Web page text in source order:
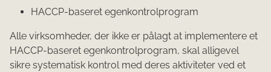
HACCP-baseret egenkontrolprogram
Alle virksomheder, der ikke er pålagt at implementere et
HACCP-baseret egenkontrolprogram, skal alligevel
sikre systematisk kontrol med deres aktiviteter ved et